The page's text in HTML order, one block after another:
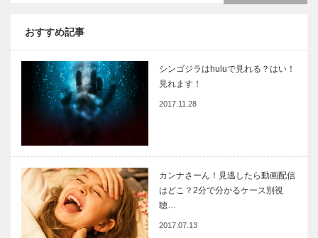
おすすめ記事
シンゴジラはhuluで見れる？はい！
見れます！
2017.11.28
カンナさーん！見逃したら動画配信
はどこ？2分で分かるケース別視
聴…
2017.07.13